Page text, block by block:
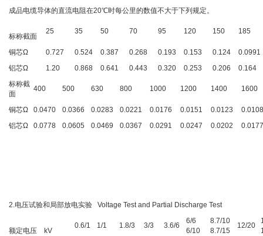
成品电缆导体的直流电阻在20℃时每公里的数值不大于下列规定。
标称截面
25 35 50 70 95 120 150 185
铜芯Ω 0.727 0.524 0.387 0.268 0.193 0.153 0.124
0.0991
铝芯Ω
1.20 0.868 0.641 0.443 0.320 0.253 0.206
0.164
标称截
面
400 500 630 800 1000 1200 1400 1600
铜芯Ω 0.0470 0.0366 0.0283 0.0221 0.0176 0.0151 0.0123
0.0108
铝芯Ω
0.0778 0.0605 0.0469 0.0367 0.0291 0.0247 0.0202 0.0177
2.电压试验和局部放电实验 Voltage Test and Partial Discharge Test
额定电压 kV
0.6/1 1/1 1.8/3 3/3 3.6/6
6/6
6/10
8.7/10
8.7/15
12/20